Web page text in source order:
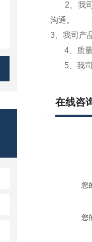
2、我司
沟通 。
3、我司产
4、质量
5、我司
在线咨
您
您